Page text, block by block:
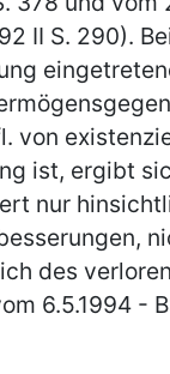
II S. 290).
von
ist, ergibt
nur
des
6.5.1994 -